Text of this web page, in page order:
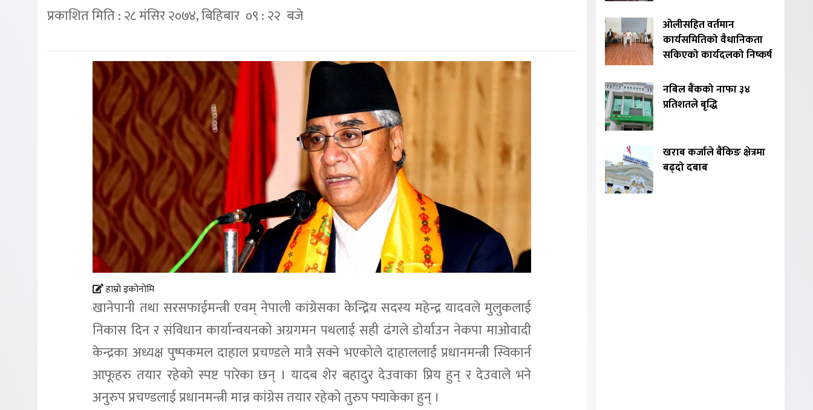
प्रकाशित मिति : २८ मंसिर २०७४, बिहिबार ०९ : २२ बजे
हाम्रो इकोनोमि
खानेपानी तथा सरसफाईमन्त्री एवम् नेपाली कांग्रेसका केन्द्रिय सदस्य महेन्द्र यादवले मुलुकलाई
निकास दिन र संविधान कार्यान्वयनको अग्रगमन पथलाई सही ढंगले डोर्याउन नेकपा माओवादी
केन्द्रका अध्यक्ष पुष्पकमल दाहाल प्रचण्डले मात्रै सक्ने भएकोले दाहाललाई प्रधानमन्त्री स्विकार्न
आफूहरु तयार रहेको स्पष्ट पारेका छन् । यादब शेर बहादुर देउवाका प्रिय हुन् र देउवाले भने
अनुरुप प्रचण्डलाई प्रधानमन्त्री मान्न कांग्रेस तयार रहेको तुरुप फ्याकेका हुन् ।
ओलीसहित वर्तमान
कार्यसमितिको वैधानिकता
सकिएको कार्यदलको निष्कर्ष
नबिल बैंकको नाफा ३४
प्रतिशतले बृद्धि
खराब कर्जाले बैंकिङ क्षेत्रमा
बढ्दो दबाब